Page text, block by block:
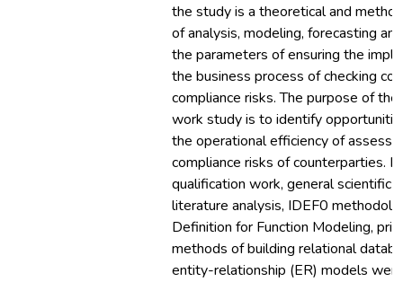
the study is a theoretical and
of analysis, modeling, forecasting
the parameters of ensuring the
the business process of checking
compliance risks. The purpose of
work study is to identify
the operational efficiency of
compliance risks of counterparties.
qualification work, general scientific
literature analysis, IDEF0
Definition for Function Modeling,
methods of building relational
entity-relationship (ER) models